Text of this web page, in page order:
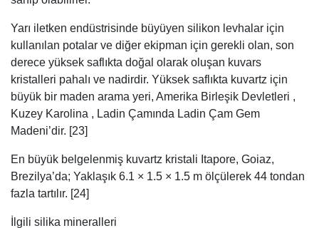
Yarı iletken endüstrisinde büyüyen silikon levhalar için
kullanılan potalar ve diğer ekipman için gerekli olan, son
derece yüksek saflıkta doğal olarak oluşan kuvars
kristalleri pahalı ve nadirdir. Yüksek saflıkta kuvartz için
büyük bir maden arama yeri, Amerika Birleşik Devletleri ,
Kuzey Karolina , Ladin Çamında Ladin Çam Gem
Madeni’dir. [23]
En büyük belgelenmiş kuvartz kristali Itapore, Goiaz,
Brezilya’da; Yaklaşık 6.1 × 1.5 × 1.5 m ölçülerek 44 tondan
fazla tartılır. [24]
İlgili silika mineralleri